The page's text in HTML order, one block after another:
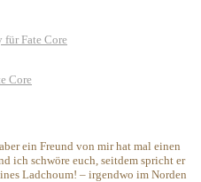
ein Freund von mir hat mal einen
ich schwöre euch, seitdem spricht er
Ladchoum! – irgendwo im Norden